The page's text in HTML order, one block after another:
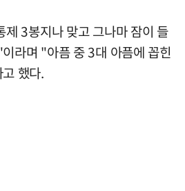
3봉지나 맞고 그나마 잠이 들
라며 "아픔 중 3대 아픔에 꼽힌
했다.